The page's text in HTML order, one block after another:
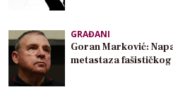
GRAĐANI
Goran Marković:
metastaza